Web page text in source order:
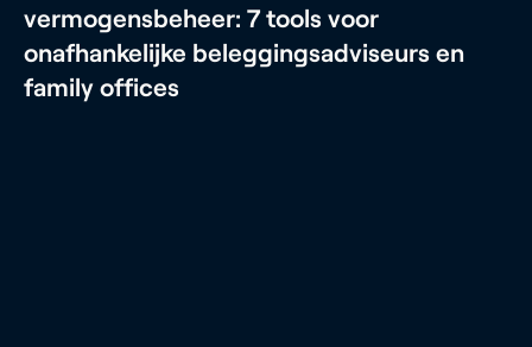
vermogensbeheer: 7 tools voor
onafhankelijke beleggingsadviseurs en
family offices